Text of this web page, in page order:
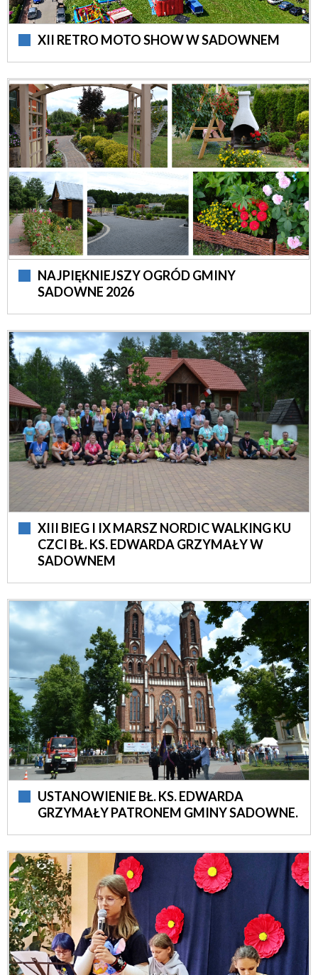
XII RETRO MOTO SHOW W SADOWNEM
NAJPIĘKNIEJSZY OGRÓD GMINY
SADOWNE 2026
XIII BIEG I IX MARSZ NORDIC WALKING KU
CZCI BŁ. KS. EDWARDA GRZYMAŁY W
SADOWNEM
USTANOWIENIE BŁ. KS. EDWARDA
GRZYMAŁY PATRONEM GMINY SADOWNE.